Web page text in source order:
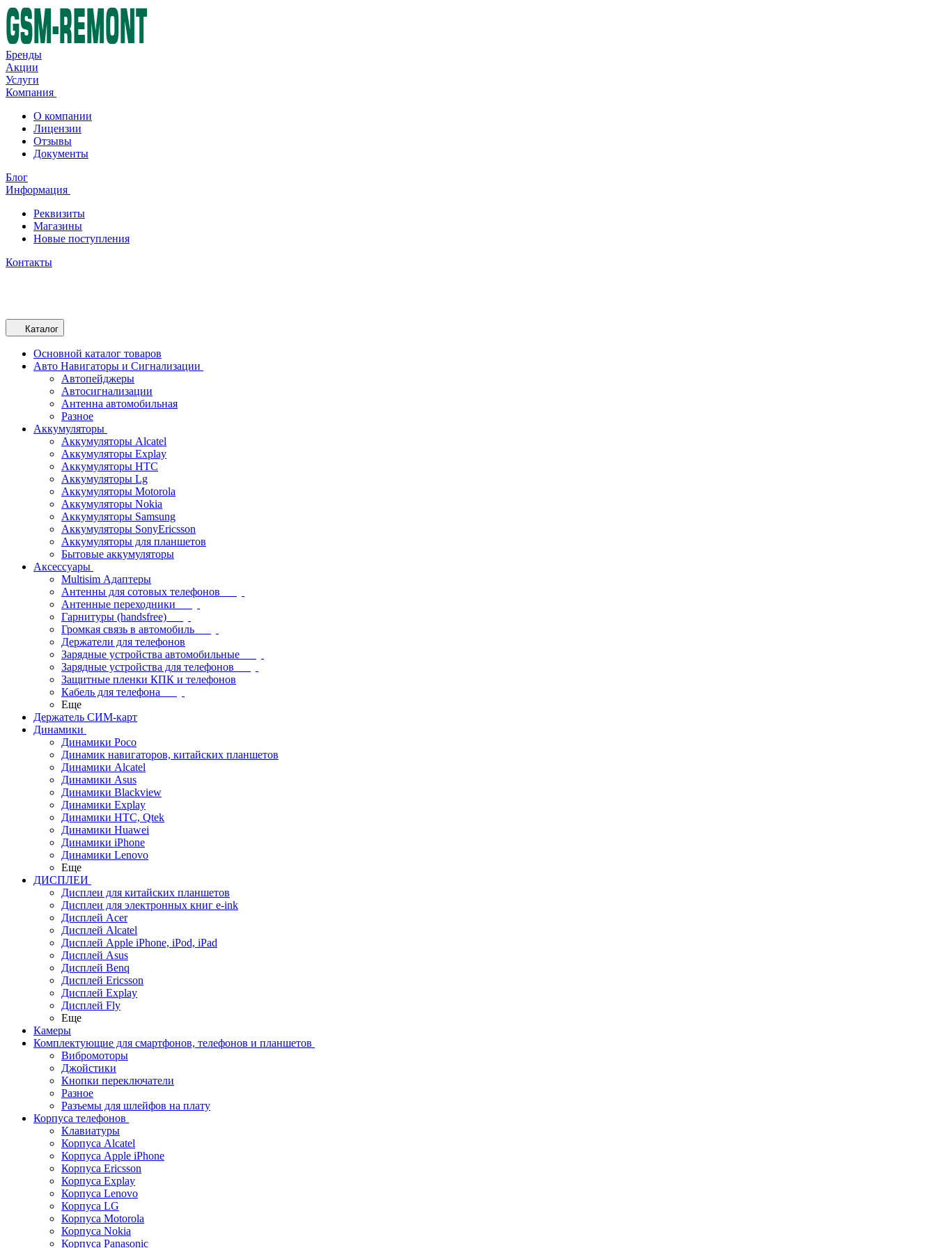
Бренды
Акции
Услуги
Компания
О компании
Лицензии
Отзывы
Документы
Блог
Информация
Реквизиты
Магазины
Новые поступления
Контакты
Каталог
Основной каталог товаров
Авто Навигаторы и Сигнализации
Автопейджеры
Автосигнализации
Антенна автомобильная
Разное
Аккумуляторы
Аккумуляторы Alcatel
Аккумуляторы Explay
Аккумуляторы HTC
Аккумуляторы Lg
Аккумуляторы Motorola
Аккумуляторы Nokia
Аккумуляторы Samsung
Аккумуляторы SonyEricsson
Аккумуляторы для планшетов
Бытовые аккумуляторы
Аксессуары
Multisim Адаптеры
Антенны для сотовых телефонов
Антенные переходники
Гарнитуры (handsfree)
Громкая связь в автомобиль
Держатели для телефонов
Зарядные устройства автомобильные
Зарядные устройства для телефонов
Защитные пленки КПК и телефонов
Кабель для телефона
Еще
Держатель СИМ-карт
Динамики
Динамики Poco
Динамик навигаторов, китайских планшетов
Динамики Alcatel
Динамики Asus
Динамики Blackview
Динамики Explay
Динамики HTC, Qtek
Динамики Huawei
Динамики iPhone
Динамики Lenovo
Еще
ДИСПЛЕИ
Дисплеи для китайских планшетов
Дисплеи для электронных книг e-ink
Дисплей Acer
Дисплей Alcatel
Дисплей Apple iPhone, iPod, iPad
Дисплей Asus
Дисплей Benq
Дисплей Ericsson
Дисплей Explay
Дисплей Fly
Еще
Камеры
Комплектующие для смартфонов, телефонов и планшетов
Вибромоторы
Джойстики
Кнопки переключатели
Разное
Разъемы для шлейфов на плату
Корпуса телефонов
Клавиатуры
Корпуса Alcatel
Корпуса Apple iPhone
Корпуса Ericsson
Корпуса Explay
Корпуса Lenovo
Корпуса LG
Корпуса Motorola
Корпуса Nokia
Корпуса Panasonic